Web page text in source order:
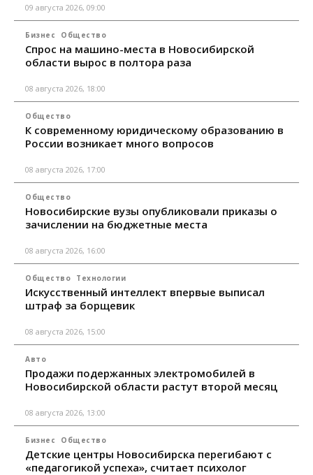
09 августа 2026, 09:00
Бизнес Общество
Спрос на машино-места в Новосибирской
области вырос в полтора раза
08 августа 2026, 18:00
Общество
К современному юридическому образованию в
России возникает много вопросов
08 августа 2026, 17:00
Общество
Новосибирские вузы опубликовали приказы о
зачислении на бюджетные места
08 августа 2026, 16:00
Общество Технологии
Искусственный интеллект впервые выписал
штраф за борщевик
08 августа 2026, 15:00
Авто
Продажи подержанных электромобилей в
Новосибирской области растут второй месяц
08 августа 2026, 13:00
Бизнес Общество
Детские центры Новосибирска перегибают с
«педагогикой успеха», считает психолог